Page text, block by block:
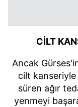
CİLT
Ancak
cilt kanseriyle
süren ağır
yenmeyi